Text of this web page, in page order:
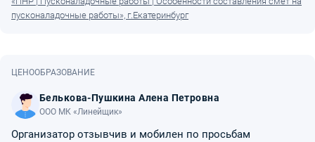
пусконаладочные работы», г.Екатеринбург
ЦЕНООБРАЗОВАНИЕ
Белькова-Пушкина Алена Петровна
ООО МК «Линейщик»
Организатор отзывчив и мобилен по просьбам